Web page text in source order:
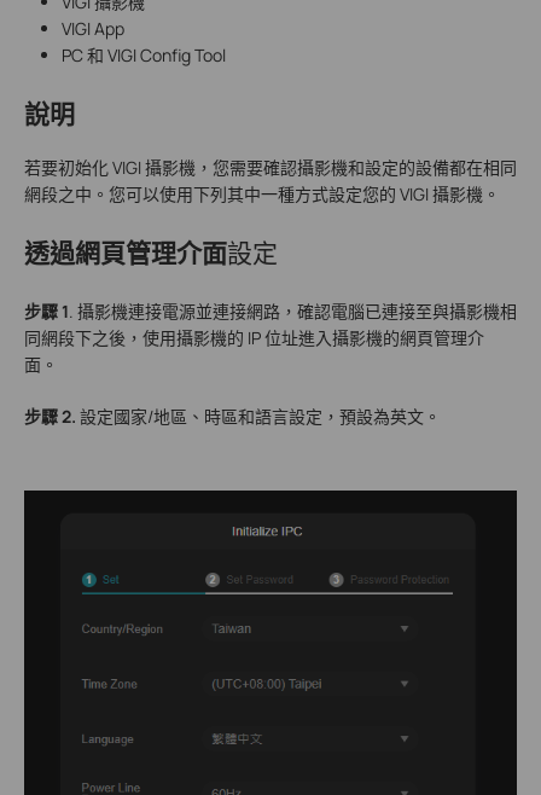
VIGI App
PC 和 VIGI Config Tool
說明
若要初始化 VIGI 攝影機，您需要確認攝影機和設定的設備都在相同
網段之中。您可以使用下列其中一種方式設定您的 VIGI 攝影機。
透過網頁管理介面設定
步驟 1. 攝影機連接電源並連接網路，確認電腦已連接至與攝影機相
同網段下之後，使用攝影機的 IP 位址進入攝影機的網頁管理介
面。
步驟 2. 設定國家/地區、時區和語言設定，預設為英文。